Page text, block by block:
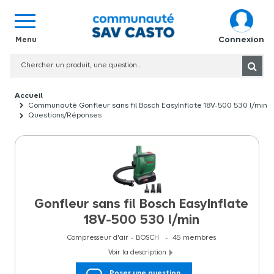
Connexion
Communauté Gonfleur sans fil Bosch EasyInflate 18V-500 530 l/min
Questions/Réponses
Gonfleur sans fil Bosch EasyInflate
18V-500 530 l/min
Compresseur d'air BOSCH 45 membres
Voir la description